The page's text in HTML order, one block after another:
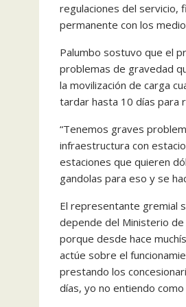
regulaciones del servicio,
permanente con los
Palumbo sostuvo que el
problemas de gravedad
la movilización de carga
tardar hasta 10 días para
“Tenemos graves
infraestructura con
estaciones que quieren
gandolas para eso y se
El representante gremial
depende del Ministerio
porque desde hace
actúe sobre el
prestando los
días, yo no entiendo